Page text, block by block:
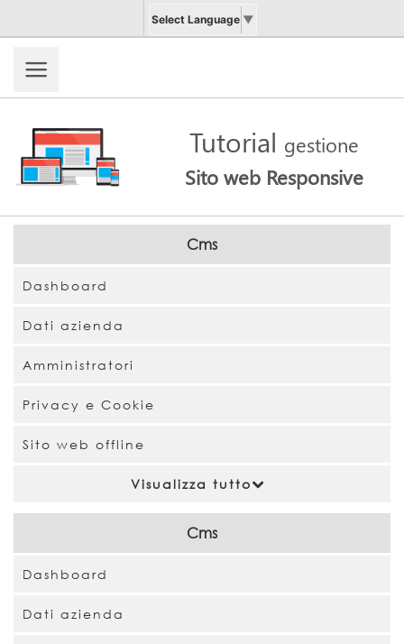
Select Language ▼
Tutorial gestione
Sito web Responsive
Cms
Dashboard
Dati azienda
Amministratori
Privacy e Cookie
Sito web offline
Visualizza tutto
Cms
Dashboard
Dati azienda